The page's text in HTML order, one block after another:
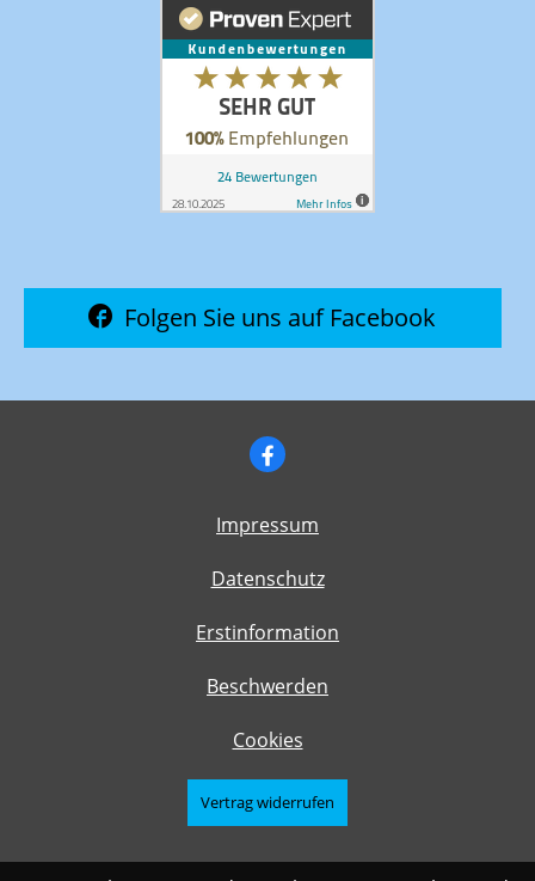
Folgen Sie uns auf Facebook
Impressum
Datenschutz
Erstinformation
Beschwerden
Cookies
Vertrag widerrufen